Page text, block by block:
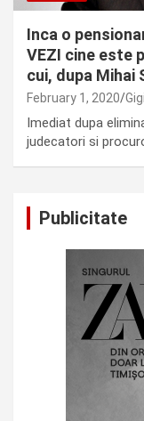
Inca o
VEZI cine este
cui, dupa Mihai
February 1, 2020
Imediat dupa
judecatori si
Publicitate